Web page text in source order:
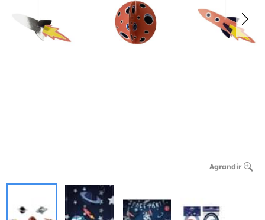
Agrandir